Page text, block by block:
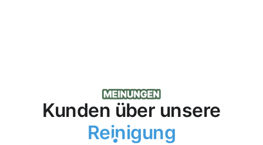
Kunden über unsere
Reinigung